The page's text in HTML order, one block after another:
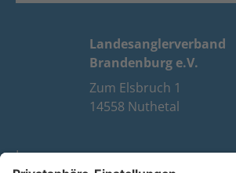
Landesanglerverband
Brandenburg e.V.
Zum Elsbruch 1
14558 Nuthetal
Impressum